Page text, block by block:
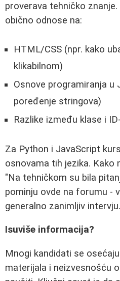
proverava tehničko
obično odnose na:
HTML/CSS (npr. kako
klikabilnom)
Osnove programiranja u
poređenje stringova)
Razlike između klase i
Za Python i JavaScript
osnovama tih jezika. Kako
"Na tehničkom su bila
pominju ovde na forumu -
generalno zanimljiv
Isuviše informacija?
Mnogi kandidati se
materijala i neizvesnošću